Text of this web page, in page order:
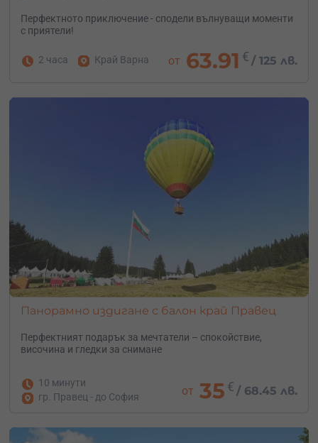
Перфектното приключение - сподели вълнуващи моменти
с приятели!
2 часа Край Варна от 63.91 € / 125 лв.
Панорамно издигане с балон край Правец
Перфектният подарък за мечтатели – спокойствие,
височина и гледки за снимане
10 минути
гр. Правец - до София
от 35 € /68.45 лв.